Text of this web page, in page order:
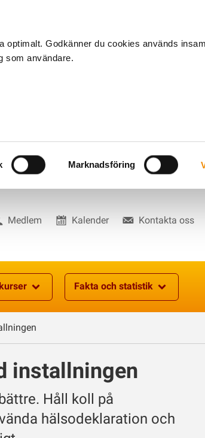
optimalt. Godkänner du cookies används
som användare.
Marknadsföring
Medlem Kalender Kontakta oss
Fakta och statistik
installningen
Håll koll på
hälsodeklaration och